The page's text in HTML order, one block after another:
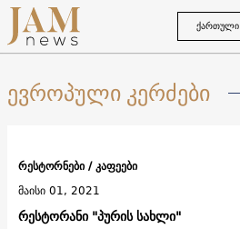
ᲥᲐᲠᲗᲣᲚᲘ
ევროპული კერძები
რესტორანი "პურის სახლი"
რესტორნები / კაფეები
მაისი 01, 2021